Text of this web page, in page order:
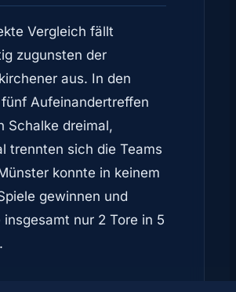
Vergleich fällt
zugunsten der
aus. In den
Aufeinandertreffen
Schalke dreimal,
trennten sich die Teams
konnte in keinem
gewinnen und
insgesamt nur 2 Tore in 5